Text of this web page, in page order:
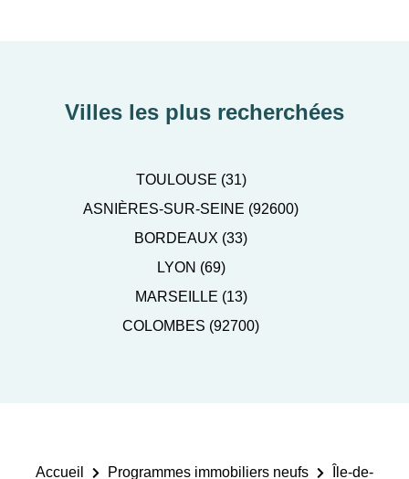
Villes les plus recherchées
TOULOUSE (31)
ASNIÈRES-SUR-SEINE (92600)
BORDEAUX (33)
LYON (69)
MARSEILLE (13)
COLOMBES (92700)
Accueil Programmes immobiliers neufs
Île-de-